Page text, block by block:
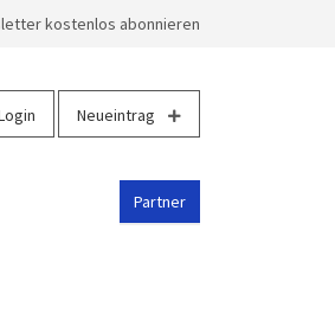
kostenlos abonnieren
Neueintrag
Partner